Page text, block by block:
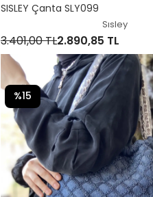
SISLEY Çanta SLY099
Sısley
3.401,00 TL2.890,85 TL
%15